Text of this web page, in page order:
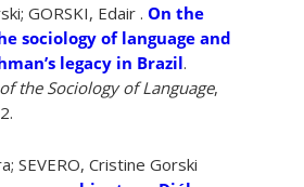
GORSKI, Edair .On the
sociology of language and
legacy in Brazil.
the Sociology of Language,
SEVERO, Cristine Gorski